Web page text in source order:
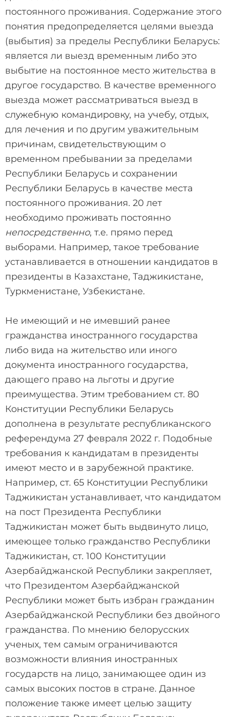
постоянного проживания. Содержание этого
понятия предопределяется целями выезда
(выбытия) за пределы Республики Беларусь:
является ли выезд временным либо это
выбытие на постоянное место жительства в
другое государство. В качестве временного
выезда может рассматриваться выезд в
служебную командировку, на учебу, отдых,
для лечения и по другим уважительным
причинам, свидетельствующим о
временном пребывании за пределами
Республики Беларусь и сохранении
Республики Беларусь в качестве места
постоянного проживания. 20 лет
необходимо проживать постоянно
непосредственно, т.е. прямо перед
выборами. Например, такое требование
устанавливается в отношении кандидатов в
президенты в Казахстане, Таджикистане,
Туркменистане, Узбекистане.
Не имеющий и не имевший ранее
гражданства иностранного государства
либо вида на жительство или иного
документа иностранного государства,
дающего право на льготы и другие
преимущества. Этим требованием ст. 80
Конституции Республики Беларусь
дополнена в результате республиканского
референдума 27 февраля 2022 г. Подобные
требования к кандидатам в президенты
имеют место и в зарубежной практике.
Например, ст. 65 Конституции Республики
Таджикистан устанавливает, что кандидатом
на пост Президента Республики
Таджикистан может быть выдвинуто лицо,
имеющее только гражданство Республики
Таджикистан, ст. 100 Конституции
Азербайджанской Республики закрепляет,
что Президентом Азербайджанской
Республики может быть избран гражданин
Азербайджанской Республики без двойного
гражданства. По мнению белорусских
ученых, тем самым ограничиваются
возможности влияния иностранных
государств на лицо, занимающее один из
самых высоких постов в стране. Данное
положение также имеет целью защиту